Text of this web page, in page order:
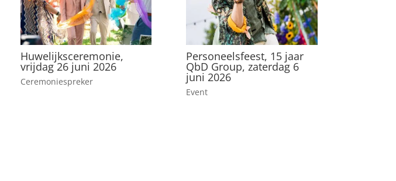
Huwelijksceremonie,
vrijdag 26 juni 2026
Ceremoniespreker
Personeelsfeest, 15 jaar
QbD Group, zaterdag 6
juni 2026
Event